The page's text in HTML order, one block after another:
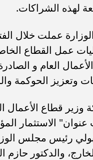
لهذه الشراكات.
عملت خلال
وتعزيز الحوكمة
قطاع الأعمال
الاستثمار
رئيس مجلس
والدكتور حازم